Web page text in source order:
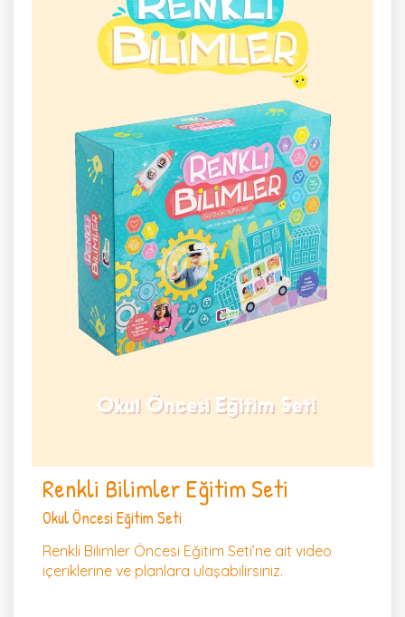
Renkli Bilimler Eğitim Seti
Okul Öncesi Eğitim Seti
Renkli Bilimler Öncesi Eğitim Seti’ne ait video
içeriklerine ve planlara ulaşabilirsiniz.